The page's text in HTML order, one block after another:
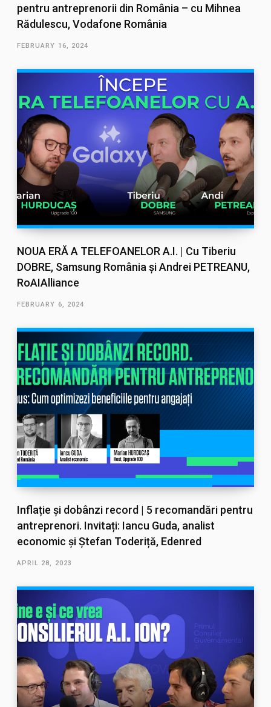
pentru antreprenorii din România – cu Mihnea
Rădulescu, Vodafone România
FEBRUARY 16, 2024
NOUA ERĂ A TELEFOANELOR A.I. | Cu Tiberiu
DOBRE, Samsung România și Andrei PETREANU,
RoAIAlliance
FEBRUARY 6, 2024
Inflație și dobânzi record | 5 recomandări pentru
antreprenori. Invitați: Iancu Guda, analist
economic și Ștefan Toderiță, Edenred
APRIL 28, 2023